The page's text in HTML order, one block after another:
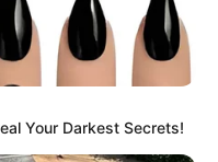
Your Darkest Secrets!